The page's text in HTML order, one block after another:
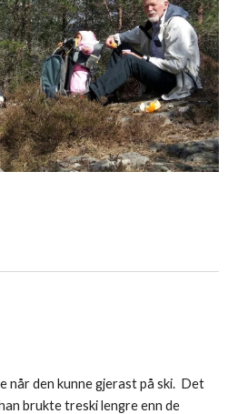
når den kunne gjerast på ski. Det
brukte treski lengre enn de